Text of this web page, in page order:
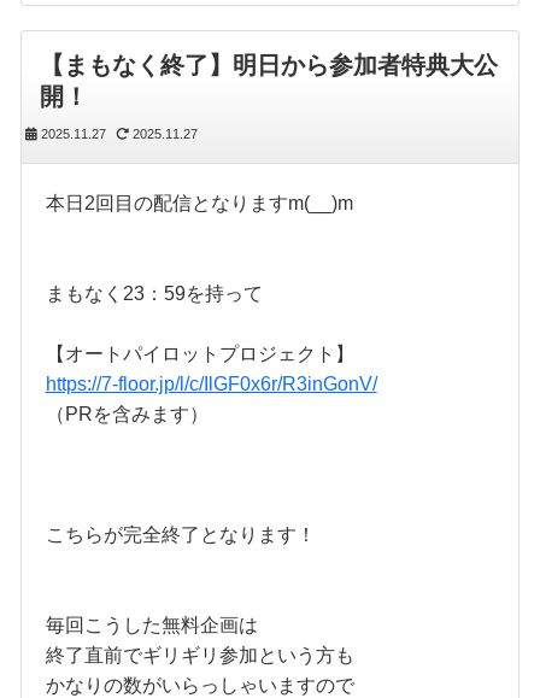
【まもなく終了】明日から参加者特典大公
開！
2025.11.27 2025.11.27
本日2回目の配信となりますm(__)m
まもなく23：59を持って
【オートパイロットプロジェクト】
https://7-floor.jp/l/c/IlGF0x6r/R3inGonV/
（PRを含みます）
こちらが完全終了となります！
毎回こうした無料企画は
終了直前でギリギリ参加という方も
かなりの数がいらっしゃいますので